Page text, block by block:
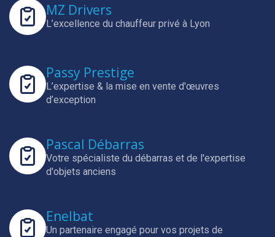
MZ Drivers
L’excellence du chauffeur privé à Lyon
Passy Prestige
L’expertise & la mise en vente d'œuvres
d’exception
Pascal Débarras
Votre spécialiste du débarras et de l'expertise
d'objets anciens
Enelbat
Un partenaire engagé pour vos projets de